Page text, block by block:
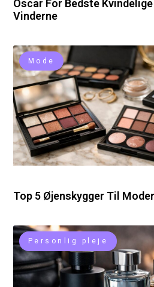
Oscar For Bedste
Vinderne
Mode
Top 5 Øjenskygger Til
Personlig pleje